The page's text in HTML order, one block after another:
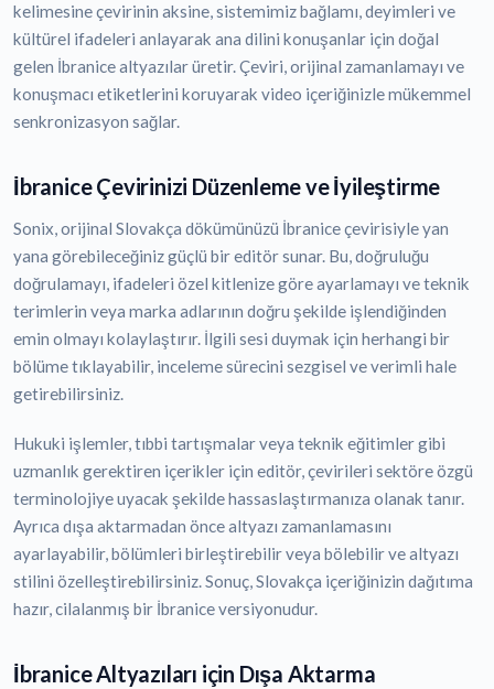
kelimesine çevirinin aksine, sistemimiz bağlamı, deyimleri ve
kültürel ifadeleri anlayarak ana dilini konuşanlar için doğal
gelen İbranice altyazılar üretir. Çeviri, orijinal zamanlamayı ve
konuşmacı etiketlerini koruyarak video içeriğinizle mükemmel
senkronizasyon sağlar.
İbranice Çevirinizi Düzenleme ve İyileştirme
Sonix, orijinal Slovakça dökümünüzü İbranice çevirisiyle yan
yana görebileceğiniz güçlü bir editör sunar. Bu, doğruluğu
doğrulamayı, ifadeleri özel kitlenize göre ayarlamayı ve teknik
terimlerin veya marka adlarının doğru şekilde işlendiğinden
emin olmayı kolaylaştırır. İlgili sesi duymak için herhangi bir
bölüme tıklayabilir, inceleme sürecini sezgisel ve verimli hale
getirebilirsiniz.
Hukuki işlemler, tıbbi tartışmalar veya teknik eğitimler gibi
uzmanlık gerektiren içerikler için editör, çevirileri sektöre özgü
terminolojiye uyacak şekilde hassaslaştırmanıza olanak tanır.
Ayrıca dışa aktarmadan önce altyazı zamanlamasını
ayarlayabilir, bölümleri birleştirebilir veya bölebilir ve altyazı
stilini özelleştirebilirsiniz. Sonuç, Slovakça içeriğinizin dağıtıma
hazır, cilalanmış bir İbranice versiyonudur.
İbranice Altyazıları için Dışa Aktarma